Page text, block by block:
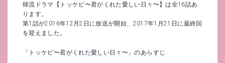
韓流ドラマ【トッケビ〜君がくれた愛しい日々〜】は全16話あ
ります。
第1話が2016年12月2日に放送が開始、2017年1月21日に最終回
を迎えました。
「トッケビ〜君がくれた愛しい日々〜」のあらすじ